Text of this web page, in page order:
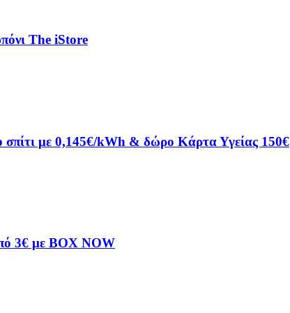
The iStore
σπίτι με 0,145€/kWh & δώρο Κάρτα Υγείας 150€
3€ με BOX NOW